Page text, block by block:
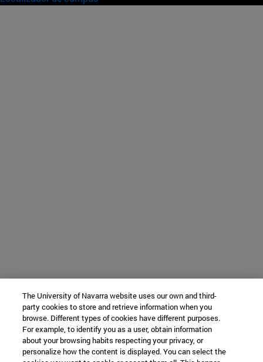
The University of Navarra website uses our own and third-
party cookies to store and retrieve information when you
browse. Different types of cookies have different purposes.
For example, to identify you as a user, obtain information
about your browsing habits respecting your privacy, or
personalize how the content is displayed. You can select the